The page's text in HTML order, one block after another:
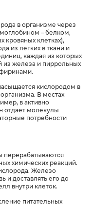
в организме через
– белком,
кровяных клетках),
из легких в ткани и
каждая из которых
из железа и пиррольных
кислородом в
В местах
в активно
отдает молекулы
потребности
химических реакций.
Железо
и доставлять его до
внутри клеток.
питательных